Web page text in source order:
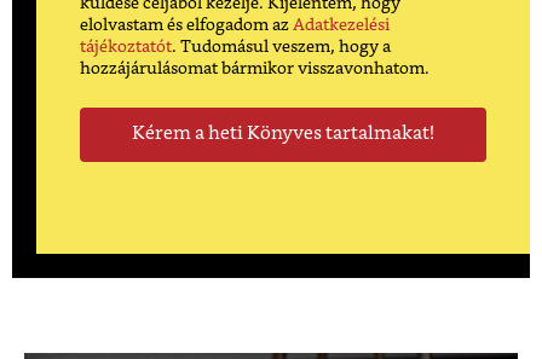
küldése céljából kezelje. Kijelentem, hogy
elolvastam és elfogadom az Adatkezelési
tájékoztatót. Tudomásul veszem, hogy a
hozzájárulásomat bármikor visszavonhatom.